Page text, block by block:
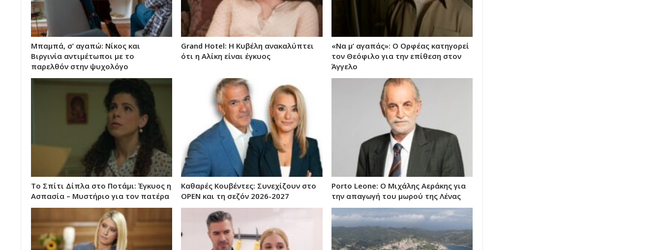
Μπαμπά, σ’ αγαπώ: Νίκος και
Βιργινία αντιμέτωποι με το
παρελθόν στην ψυχολόγο
Grand Hotel: Η Κυβέλη ανακαλύπτει
ότι η Αλίκη είναι έγκυος
«Να μ’ αγαπάς»: Ο Ορφέας κατηγορεί
τον Θεόφιλο για την επίθεση στον
Άγγελο
Το Σπίτι Δίπλα στο Ποτάμι: Έγκυος η
Ασπασία – Μυστήριο για τον πατέρα
Καθαρές Κουβέντες: Συνεχίζουν στο
OPEN και τη σεζόν 2026-2027
Porto Leone: Ο Μιχάλης Αεράκης για
την απαγωγή του μωρού της Λένας